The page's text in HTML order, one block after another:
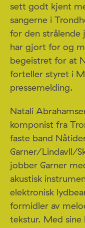
sett godt kjent
sangerne i
for den strålende
har gjort for og
begeistret for at
forteller styret i
pressemelding.
Natali
komponist fra
faste band
Garner/Lindavll/
jobber Garner
akustisk
elektronisk
formidler av
tekstur. Med sine